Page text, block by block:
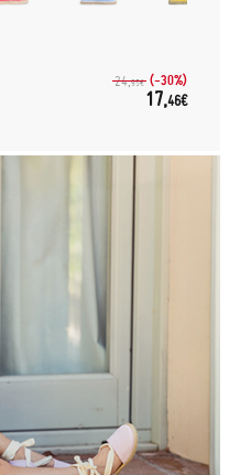
24,95€ (-30%)
17,46€